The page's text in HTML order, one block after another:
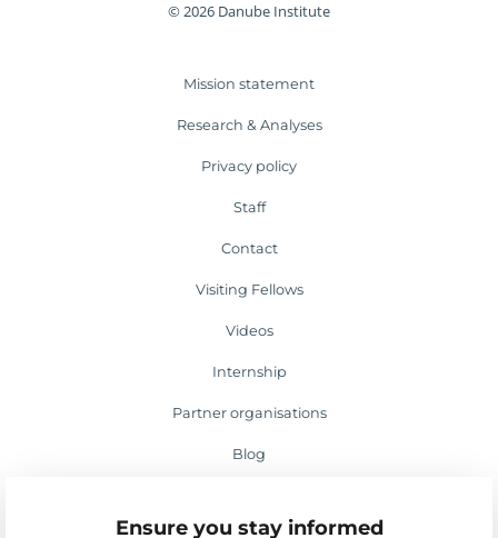
Ensure you stay informed
© 2026 Danube Institute
Mission statement
Research & Analyses
Privacy policy
Staff
Contact
Visiting Fellows
Videos
Internship
Partner organisations
Blog